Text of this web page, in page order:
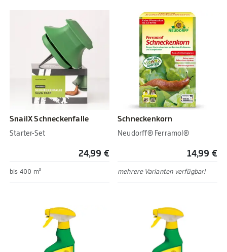
SnailX Schneckenfalle
Starter-Set
24,99 €
bis 400 m²
Schneckenkorn
Neudorff® Ferramol®
14,99 €
mehrere Varianten verfügbar!